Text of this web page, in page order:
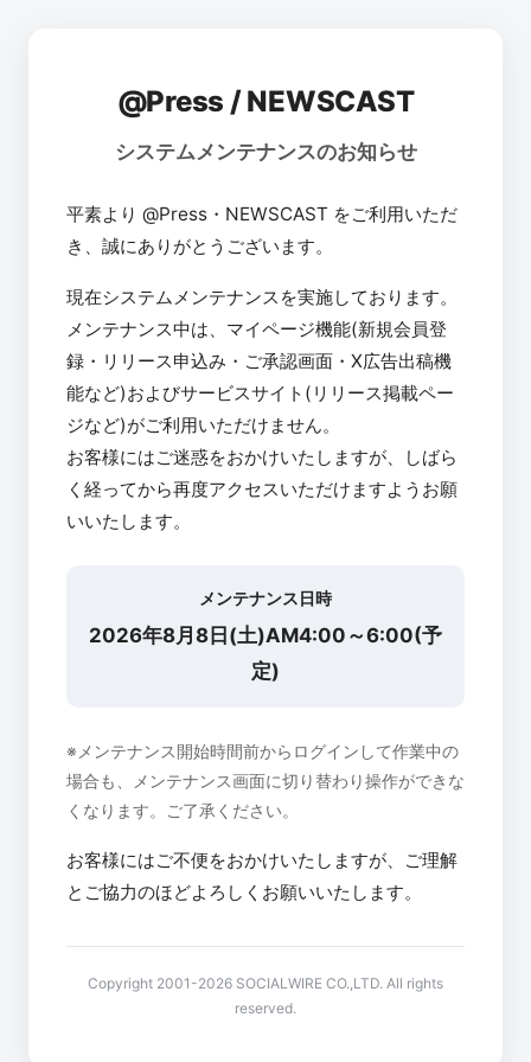
@Press / NEWSCAST
システムメンテナンスのお知らせ
平素より @Press・NEWSCAST をご利用いただ
き、誠にありがとうございます。
現在システムメンテナンスを実施しております。
メンテナンス中は、マイページ機能(新規会員登
録・リリース申込み・ご承認画面・X広告出稿機
能など)およびサービスサイト(リリース掲載ペー
ジなど)がご利用いただけません。
お客様にはご迷惑をおかけいたしますが、しばら
く経ってから再度アクセスいただけますようお願
いいたします。
メンテナンス日時
2026年8月8日(土)AM4:00～6:00(予
定)
※メンテナンス開始時間前からログインして作業中の
場合も、メンテナンス画面に切り替わり操作ができな
くなります。ご了承ください。
お客様にはご不便をおかけいたしますが、ご理解
とご協力のほどよろしくお願いいたします。
Copyright 2001-2026 SOCIALWIRE CO.,LTD. All rights
reserved.